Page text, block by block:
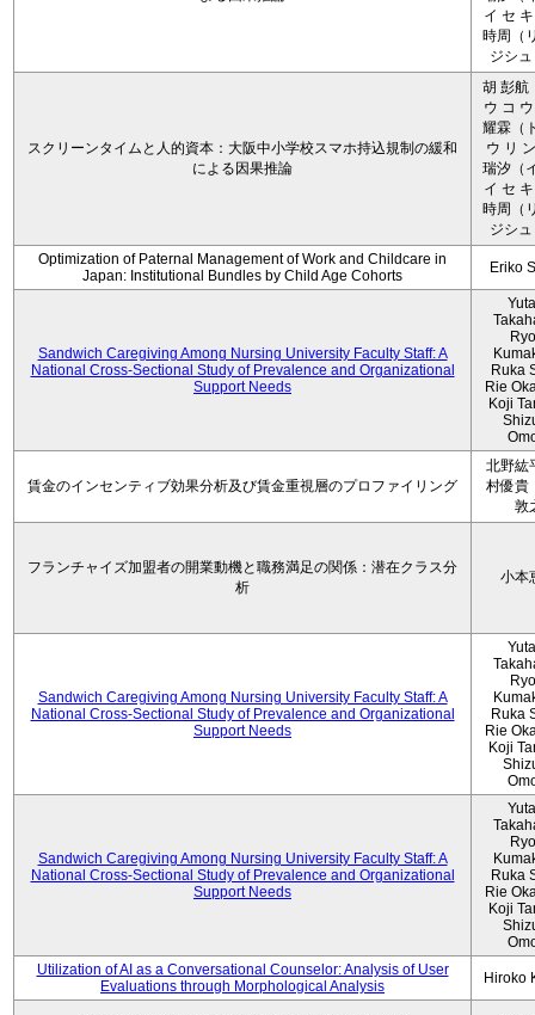
イ セ
時周（
ジシ
スクリーンタイムと人的資本：大阪中小学校スマホ持込規制の緩和
による因果推論
胡 彭航
ウ コ
耀霖（
ウ リ
瑞汐（
イ セ
時周（
ジシ
Optimization of Paternal Management of Work and Childcare in
Japan: Institutional Bundles by Child Age Cohorts
Eriko
Sandwich Caregiving Among Nursing University Faculty Staff: A
National Cross-Sectional Study of Prevalence and Organizational
Support Needs
Ruka
Rie
Koji
賃金のインセンティブ効果分析及び賃金重視層のプロファイリング
北野紘
村優貴
敦
フランチャイズ加盟者の開業動機と職務満足の関係：潜在クラス分
析
小本
Sandwich Caregiving Among Nursing University Faculty Staff: A
National Cross-Sectional Study of Prevalence and Organizational
Support Needs
Ruka
Rie
Koji
Sandwich Caregiving Among Nursing University Faculty Staff: A
National Cross-Sectional Study of Prevalence and Organizational
Support Needs
Ruka
Rie
Koji
Utilization of AI as a Conversational Counselor: Analysis of User
Evaluations through Morphological Analysis
Hiroko